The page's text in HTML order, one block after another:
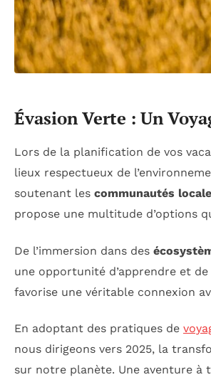
Évasion Verte : Un
Lors de la planification de vos
lieux respectueux de
soutenant les communautés
propose une multitude d’options
De l’immersion dans des
une opportunité d’apprendre et
favorise une véritable connexion
En adoptant des pratiques de
nous dirigeons vers 2025, la
sur notre planète. Une aventure à